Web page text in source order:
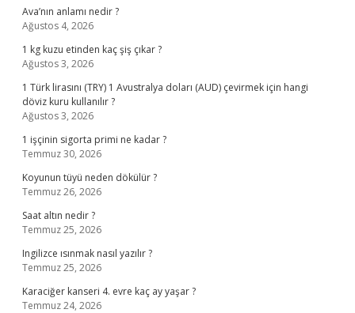
Ava’nın anlamı nedir ?
Ağustos 4, 2026
1 kg kuzu etinden kaç şiş çıkar ?
Ağustos 3, 2026
1 Türk lirasını (TRY) 1 Avustralya doları (AUD) çevirmek için hangi
döviz kuru kullanılır ?
Ağustos 3, 2026
1 işçinin sigorta primi ne kadar ?
Temmuz 30, 2026
Koyunun tüyü neden dökülür ?
Temmuz 26, 2026
Saat altın nedir ?
Temmuz 25, 2026
Ingilizce ısınmak nasıl yazılır ?
Temmuz 25, 2026
Karaciğer kanseri 4. evre kaç ay yaşar ?
Temmuz 24, 2026